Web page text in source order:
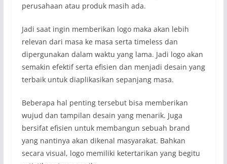
perusahaan atau produk masih ada.
Jadi saat ingin memberikan logo maka akan lebih
relevan dari masa ke masa serta timeless dan
dipergunakan dalam waktu yang lama. Jadi logo akan
semakin efektif serta efisien dan menjadi desain yang
terbaik untuk diaplikasikan sepanjang masa.
Beberapa hal penting tersebut bisa memberikan
wujud dan tampilan desain yang menarik. Juga
bersifat efisien untuk membangun sebuah brand
yang nantinya akan dikenal masyarakat. Bahkan
secara visual, logo memiliki ketertarikan yang begitu